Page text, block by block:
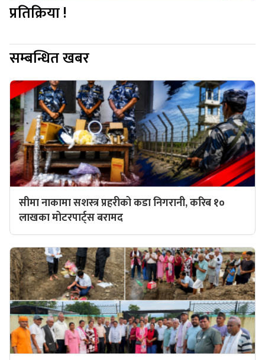
प्रतिक्रिया !
सम्बन्धित खबर
सीमा नाकामा सशस्त्र प्रहरीको कडा निगरानी, करिब १०
लाखका मोटरपार्ट्स बरामद